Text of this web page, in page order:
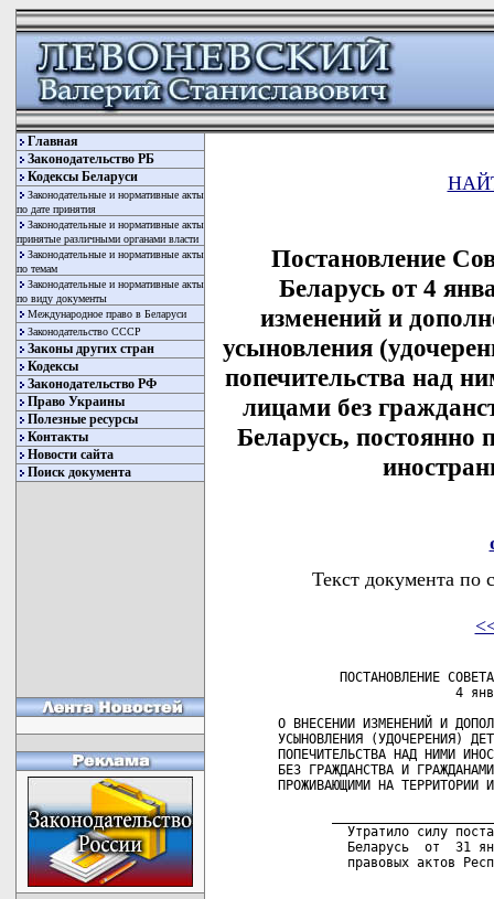
Главная
Законодательство РБ
Кодексы Беларуси
Законодательные и нормативные акты
по дате принятия
Законодательные и нормативные акты
принятые различными органами власти
Законодательные и нормативные акты
по темам
Законодательные и нормативные акты
по виду документы
Международное право в Беларуси
Законодательство СССР
Законы других стран
Кодексы
Законодательство РФ
Право Украины
Полезные ресурсы
Контакты
Новости сайта
Поиск документа
Постановление
Беларусь от 4
изменений и
усыновления
попечительства над
лицами без
Беларусь,
Текст документа по
ПОСТАНОВЛЕНИЕ
4
О ВНЕСЕНИИ ИЗМЕНЕНИЙ И
УСЫНОВЛЕНИЯ (УДОЧЕРЕНИЯ)
ПОПЕЧИТЕЛЬСТВА НАД НИМИ
БЕЗ ГРАЖДАНСТВА И
ПРОЖИВАЮЩИМИ НА ТЕРРИТОРИИ
Утратило силу
Беларусь  от  31
правовых актов